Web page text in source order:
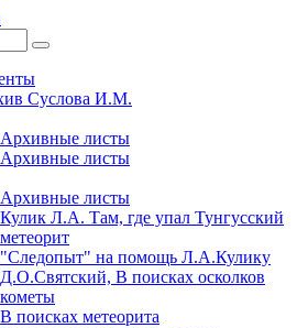
Суслова И.М.
Архивные листы
Архивные листы
Архивные листы
Кулик Л.А. Там, где упал Тунгусский
метеорит
"Следопыт" на помощь Л.А.Кулику
Д.О.Святский, В поисках осколков
кометы
В поисках метеорита